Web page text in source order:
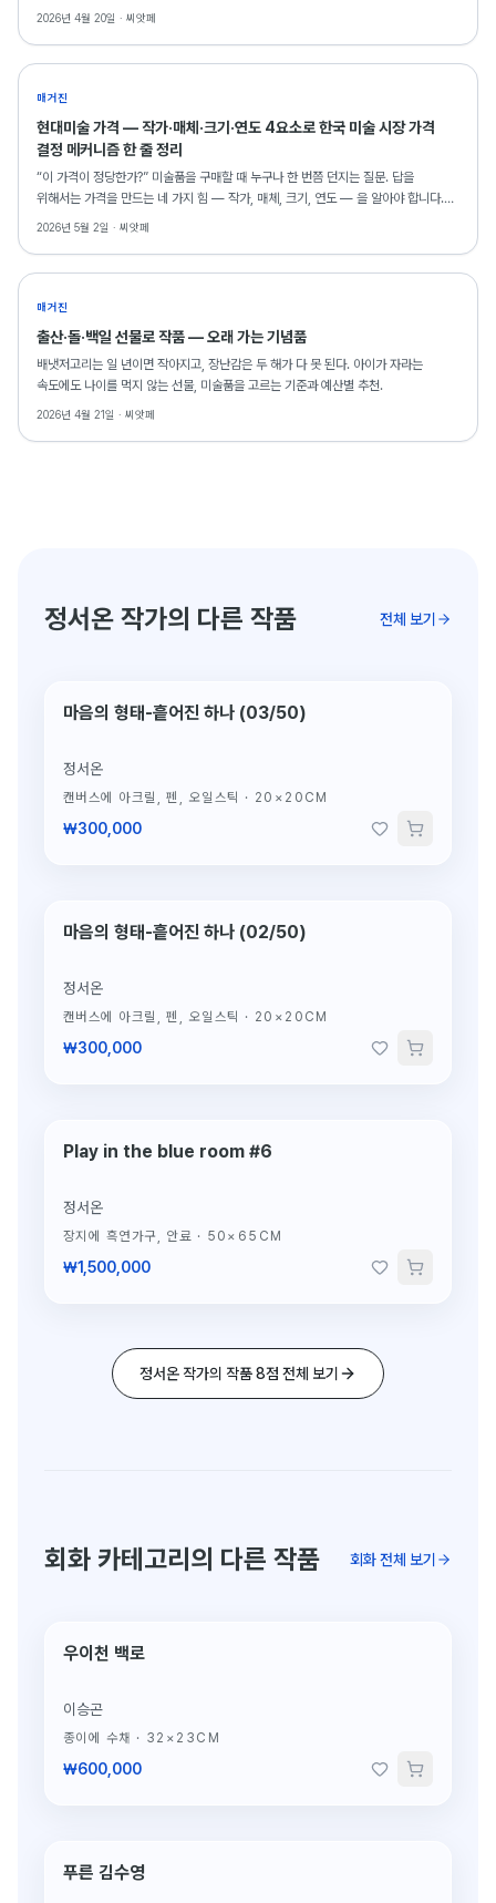
2026년 4월 20일 · 씨앗페
매거진
현대미술 가격 — 작가·매체·크기·연도 4요소로 한국 미술 시장 가격
결정 메커니즘 한 줄 정리
“이 가격이 정당한가?” 미술품을 구매할 때 누구나 한 번쯤 던지는 질문. 답을
위해서는 가격을 만드는 네 가지 힘 — 작가, 매체, 크기, 연도 — 을 알아야 합니다.
한국 미술 시장의 가격 결정 메커니즘을 해부합니다.
2026년 5월 2일 · 씨앗페
매거진
출산·돌·백일 선물로 작품 — 오래 가는 기념품
배냇저고리는 일 년이면 작아지고, 장난감은 두 해가 다 못 된다. 아이가 자라는
속도에도 나이를 먹지 않는 선물, 미술품을 고르는 기준과 예산별 추천.
2026년 4월 21일 · 씨앗페
정서온 작가의 다른 작품 전체 보기
마음의 형태-흩어진 하나 (03/50)
정서온
캔버스에 아크릴, 펜, 오일스틱 · 20×20CM
₩300,000
마음의 형태-흩어진 하나 (02/50)
정서온
캔버스에 아크릴, 펜, 오일스틱 · 20×20CM
₩300,000
Play in the blue room #6
정서온
장지에 흑연가구, 안료 · 50×65CM
₩1,500,000
정서온 작가의 작품 8점 전체 보기
회화 카테고리의 다른 작품 회화 전체 보기
단 1점뿐인 원작
우이천 백로
이승곤
종이에 수채 · 32×23CM
₩600,000
단 1점뿐인 원작
푸른 김수영